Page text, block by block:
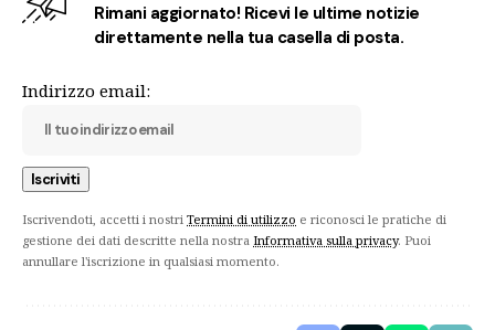
Rimani aggiornato! Ricevi le ultime notizie
direttamente nella tua casella di posta.
Indirizzo email:
Iscrivendoti, accetti i nostri Termini di utilizzo e riconosci le pratiche di
gestione dei dati descritte nella nostra Informativa sulla privacy. Puoi
annullare l'iscrizione in qualsiasi momento.